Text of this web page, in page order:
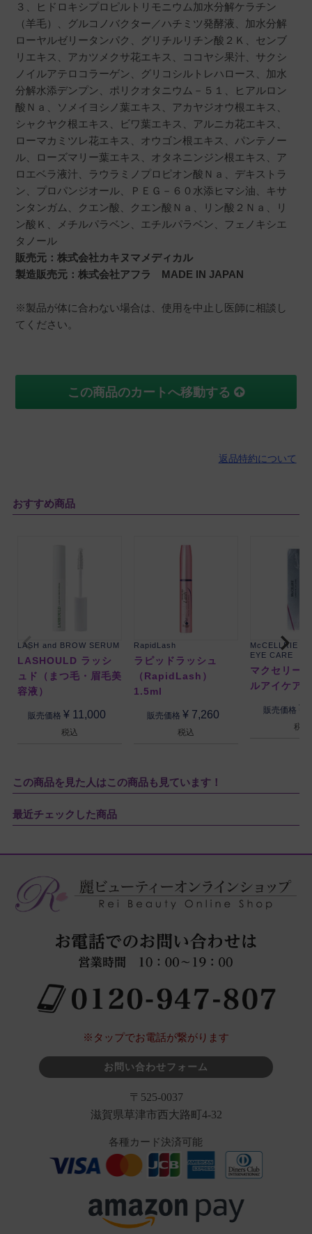
３、ヒドロキシプロピルトリモニウム加水分解ケラチン
（羊毛）、グルコノバクター／ハチミツ発酵液、加水分解
ローヤルゼリータンパク、グリチルリチン酸２Ｋ、センブ
リエキス、アカツメクサ花エキス、ココヤシ果汁、サクシ
ノイルアテロコラーゲン、グリコシルトレハロース、加水
分解水添デンプン、ポリクオタニウム－５１、ヒアルロン
酸Ｎａ、ソメイヨシノ葉エキス、アカヤジオウ根エキス、
シャクヤク根エキス、ビワ葉エキス、アルニカ花エキス、
ローマカミツレ花エキス、オウゴン根エキス、パンテノー
ル、ローズマリー葉エキス、オタネニンジン根エキス、ア
ロエベラ液汁、ラウラミノプロピオン酸Ｎａ、デキストラ
ン、プロパンジオール、ＰＥＧ－６０水添ヒマシ油、キサ
ンタンガム、クエン酸、クエン酸Ｎａ、リン酸２Ｎａ、リ
ン酸Ｋ、メチルパラベン、エチルパラベン、フェノキシエ
タノール
販売元：株式会社カキヌマメディカル
製造販売元：株式会社アフラ MADE IN JAPAN
※製品が体に合わない場合は、使用を中止し医師に相談し
てください。
この商品のカートへ移動する
返品特約について
おすすめ商品
LASH and BROW SERUM
LASHOULD ラッシ
ュド（まつ毛・眉毛美
容液）
販売価格 ¥ 11,000
税込
RapidLash
ラピッドラッシュ
（RapidLash）
1.5ml
販売価格 ¥ 7,260
税込
McCELLRIE
EYE CARE
マクセリー
ルアイケア
販売価格 ¥
税込
この商品を見た人はこの商品も見ています！
最近チェックした商品
※タップでお電話が繋がります
お問い合わせフォーム
〒525-0037
滋賀県草津市西大路町4-32
各種カード決済可能